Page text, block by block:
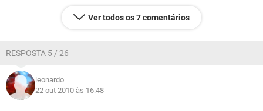
Ver todos os 7 comentários
RESPOSTA 5 / 26
leonardo
22 out 2010 às 16:48